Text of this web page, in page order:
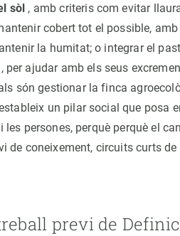
sòl , amb criteris com evitar
cobert tot el possible, amb
la humitat; o integrar el
, per ajudar amb els seus
són gestionar la finca
un pilar social que posa
persones, perquè perquè el
de coneixement, circuits curts de
previ de